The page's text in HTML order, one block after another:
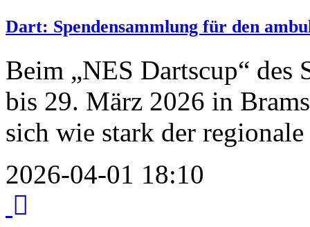
Dart: Spendensammlung für den
Beim „NES Dartscup“ des
bis 29. März 2026 in
sich wie stark der
2026-04-01 18:10